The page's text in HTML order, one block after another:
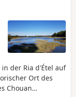
der Ria d'Étel auf
Ort des
Chouan